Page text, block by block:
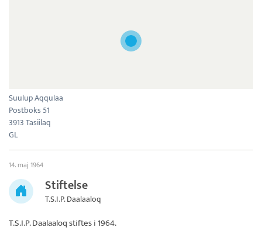
Suulup Aqqulaa
Postboks 51
3913 Tasiilaq
GL
14. maj 1964
Stiftelse
T.S.I.P. Daalaaloq
T.S.I.P. Daalaaloqstiftes i 1964.